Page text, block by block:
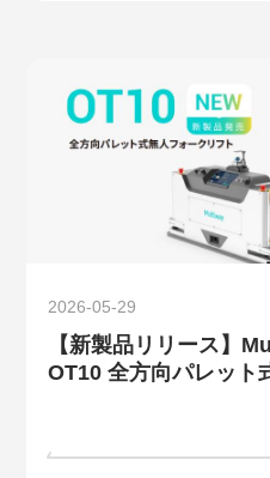
2026-05-29
【新製品リリース】
OT10 全方向パレット